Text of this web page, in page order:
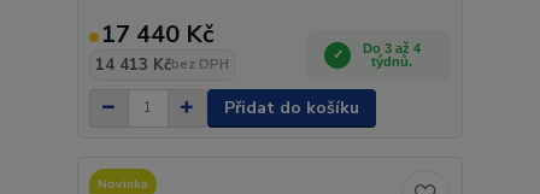
17 440 Kč
14 413 Kčbez DPH
Do 3 až 4
týdnů.
Přidat do košíku
Novinka